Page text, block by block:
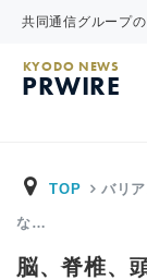
共同通信グループ
KYODO NEWS
PRWIRE
TOP バリ
な…
脳、脊椎、